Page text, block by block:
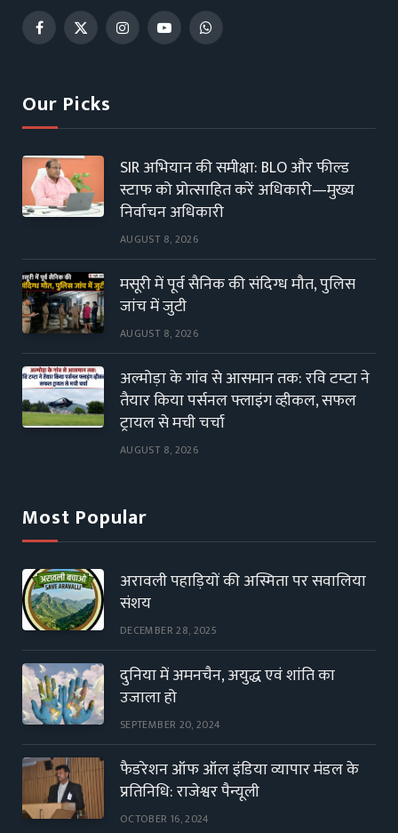
Facebook
X
InstagramYouTubeWhatsApp
Our Picks
SIR अभियान की समीक्षा: BLO और फील्ड
स्टाफ को प्रोत्साहित करें अधिकारी—मुख्य
निर्वाचन अधिकारी
AUGUST 8, 2026
मसूरी में पूर्व सैनिक की संदिग्ध मौत, पुलिस
जांच में जुटी
AUGUST 8, 2026
अल्मोड़ा के गांव से आसमान तक: रवि टम्टा ने
तैयार किया पर्सनल फ्लाइंग व्हीकल, सफल
ट्रायल से मची चर्चा
AUGUST 8, 2026
Most Popular
अरावली पहाड़ियों की अस्मिता पर सवालिया
संशय
DECEMBER 28, 2025
दुनिया में अमनचैन, अयुद्ध एवं शांति का
उजाला हो
SEPTEMBER 20, 2024
फैडरेशन ऑफ ऑल इंडिया व्यापार मंडल के
प्रतिनिधि: राजेश्वर पैन्यूली
OCTOBER 16, 2024